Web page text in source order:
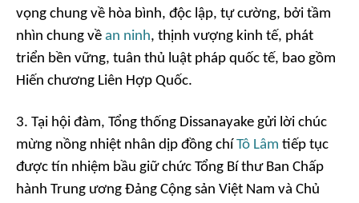
vọng chung về hòa bình, độc lập, tự cường, bởi tầm
nhìn chung về an ninh, thịnh vượng kinh tế, phát
triển bền vững, tuân thủ luật pháp quốc tế, bao gồm
Hiến chương Liên Hợp Quốc.
3. Tại hội đàm, Tổng thống Dissanayake gửi lời chúc
mừng nồng nhiệt nhân dịp đồng chí Tô Lâm tiếp tục
được tín nhiệm bầu giữ chức Tổng Bí thư Ban Chấp
hành Trung ương Đảng Cộng sản Việt Nam và Chủ